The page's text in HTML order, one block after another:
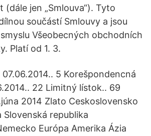
jen „Smlouva“). Tyto
součástí Smlouvy a jsou
Všeobecných obchodních
Platí od 1. 3.
5 Korešpondencná
22 Limitný lístok.. 69
2014 Zlato Ceskoslovensko
Slovenská republika
Európa Amerika Ázia